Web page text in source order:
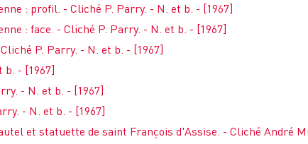
: profil. - Cliché P. Parry. - N. et b. - [1967]
: face. - Cliché P. Parry. - N. et b. - [1967]
P. Parry. - N. et b. - [1967]
b. - [1967]
- N. et b. - [1967]
- N. et b. - [1967]
et statuette de saint François d'Assise. - Cliché André